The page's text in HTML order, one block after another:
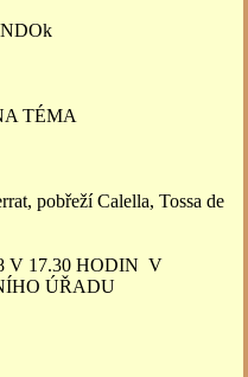
TÉMA
pobřeží Calella, Tossa de
V 17.30 HODIN V
ÚŘADU